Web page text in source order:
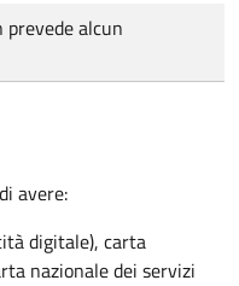
alcun
avere:
digitale), carta
nazionale dei servizi